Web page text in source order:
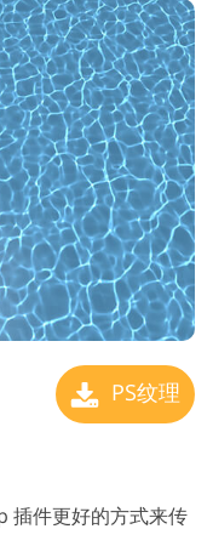
PS纹理
插件更好的方式来传